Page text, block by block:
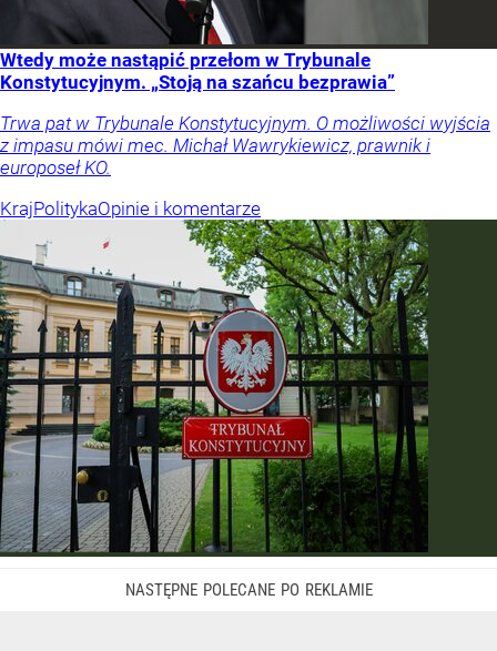
Wtedy może nastąpić przełom w Trybunale
Konstytucyjnym. „Stoją na szańcu bezprawia”
Trwa pat w Trybunale Konstytucyjnym. O możliwości wyjścia
z impasu mówi mec. Michał Wawrykiewicz, prawnik i
europoseł KO.
KrajPolitykaOpinie i komentarze